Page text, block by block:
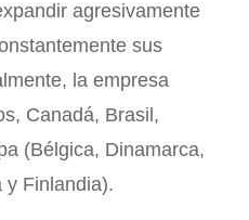
agresivamente
sus
la empresa
Canadá, Brasil,
(Bélgica, Dinamarca,
y Finlandia).